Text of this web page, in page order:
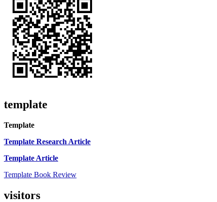
template
Template
Template Research Article
Template Article
Template Book Review
visitors